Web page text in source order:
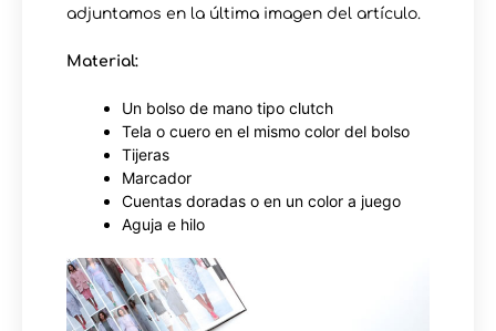
adjuntamos en la última imagen del artículo.
Material:
Un bolso de mano tipo clutch
Tela o cuero en el mismo color del bolso
Tijeras
Marcador
Cuentas doradas o en un color a juego
Aguja e hilo